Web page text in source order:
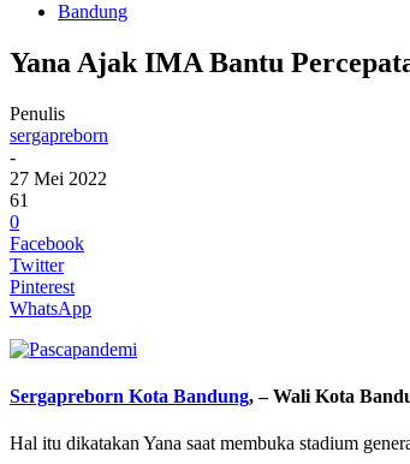
Bandung
Yana Ajak IMA Bantu
Penulis
sergapreborn
-
27 Mei 2022
61
0
Facebook
Twitter
Pinterest
WhatsApp
Sergapreborn Kota Bandung, – Wali Kota
Hal itu dikatakan Yana saat membuka stadium